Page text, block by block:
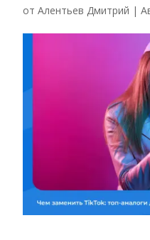
от Алентьев Дмитрий |